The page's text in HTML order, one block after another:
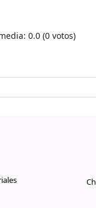
0.0 (0 votos)